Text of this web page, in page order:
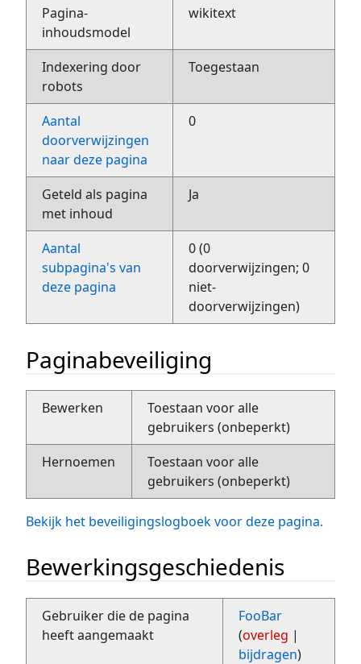
Pagina-
inhoudsmodel
wikitext
Indexering door
robots
Toegestaan
Aantal
doorverwijzingen
naar deze pagina
0
Geteld als pagina
met inhoud
Ja
Aantal
subpagina's van
deze pagina
0 (0
doorverwijzingen; 0
niet-
doorverwijzingen)
Paginabeveiliging
Bewerken
Toestaan voor alle
gebruikers (onbeperkt)
Hernoemen
Toestaan voor alle
gebruikers (onbeperkt)
Bekijk het beveiligingslogboek voor deze pagina.
Bewerkingsgeschiedenis
Gebruiker die de pagina
heeft aangemaakt
FooBar
(overleg |
bijdragen)